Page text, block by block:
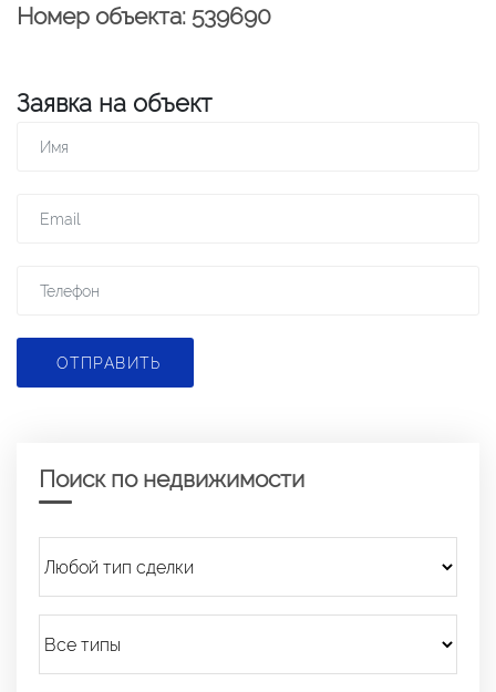
Номер объекта: 539690
Заявка на объект
ОТПРАВИТЬ
Поиск по недвижимости